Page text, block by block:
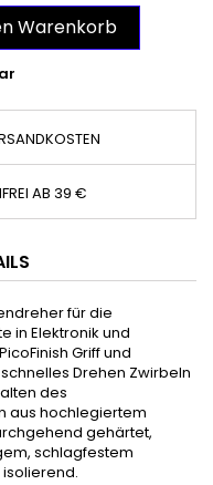
Warenkorb
AB 39 €
für die
in Elektronik und
Griff und
Drehen Zwirbeln
des
aus hochlegiertem
gehärtet,
schlagfestem